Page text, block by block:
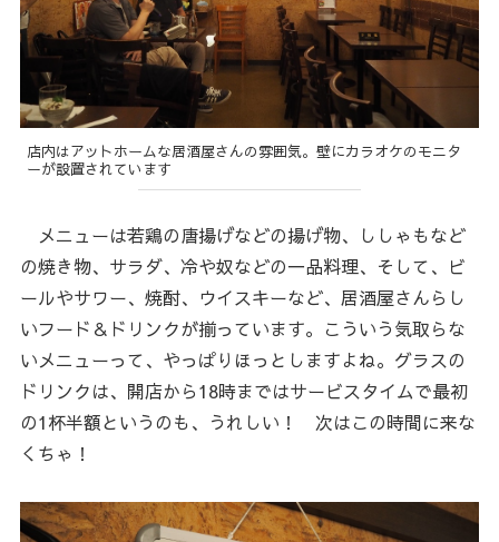
店内はアットホームな居酒屋さんの雰囲気。壁にカラオケのモニタ
ーが設置されています
メニューは若鶏の唐揚げなどの揚げ物、ししゃもなど
の焼き物、サラダ、冷や奴などの一品料理、そして、ビ
ールやサワー、焼酎、ウイスキーなど、居酒屋さんらし
いフード＆ドリンクが揃っています。こういう気取らな
いメニューって、やっぱりほっとしますよね。グラスの
ドリンクは、開店から18時まではサービスタイムで最初
の1杯半額というのも、うれしい！ 次はこの時間に来な
くちゃ！